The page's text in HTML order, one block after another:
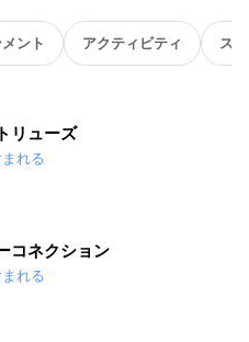
ント アクティビティ ス
リューズ
れる
コネクション
れる